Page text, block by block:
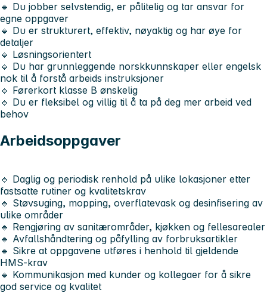
🔹 Du jobber selvstendig, er pålitelig og tar ansvar for
egne oppgaver
🔹 Du er strukturert, effektiv, nøyaktig og har øye for
detaljer
🔹 Løsningsorientert
🔹 Du har grunnleggende norskkunnskaper eller engelsk
nok til å forstå arbeids instruksjoner
🔹 Førerkort klasse B ønskelig
🔹 Du er fleksibel og villig til å ta på deg mer arbeid ved
behov
Arbeidsoppgaver
🔹 Daglig og periodisk renhold på ulike lokasjoner etter
fastsatte rutiner og kvalitetskrav
🔹 Støvsuging, mopping, overflatevask og desinfisering av
ulike områder
🔹 Rengjøring av sanitærområder, kjøkken og fellesarealer
🔹 Avfallshåndtering og påfylling av forbruksartikler
🔹 Sikre at oppgavene utføres i henhold til gjeldende
HMS-krav
🔹 Kommunikasjon med kunder og kollegaer for å sikre
god service og kvalitet